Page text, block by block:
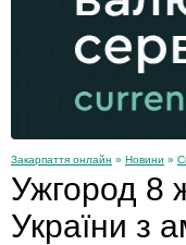
Закарпаття онлайн » Новини »
Ужгород 8
України з